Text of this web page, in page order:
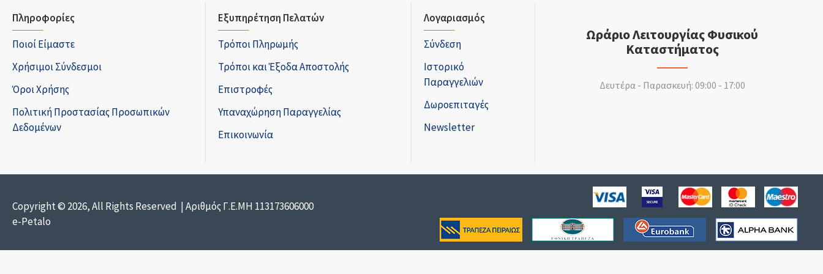
Πληροφορίες
Ποιοί Είμαστε
Χρήσιμοι Σύνδεσμοι
Όροι Χρήσης
Πολιτική Προστασίας Προσωπικών
Δεδομένων
Εξυπηρέτηση Πελατών
Τρόποι Πληρωμής
Τρόποι και Έξοδα Αποστολής
Επιστροφές
Υπαναχώρηση Παραγγελίας
Επικοινωνία
Λογαριασμός
Σύνδεση
Ιστορικό
Παραγγελιών
Δωροεπιταγές
Newsletter
Ωράριο Λειτουργίας Φυσικού
Καταστήματος
Δευτέρα - Παρασκευή: 09:00 - 17:00
Copyright © 2026, All Rights Reserved | Αριθμός Γ.Ε.ΜΗ 113173606000
e-Petalo